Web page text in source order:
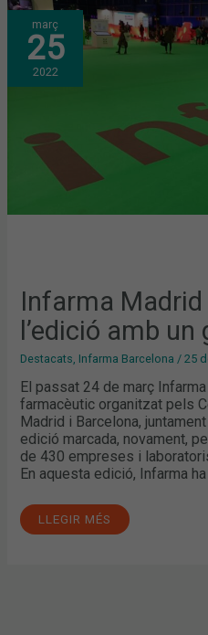
març
25
2022
Infarma
l’edició amb un
Destacats Infarma Barcelona /25
El passat 24 de març
farmacèutic organitzat pels
Madrid i Barcelona,
edició marcada, novament,
de 430 empreses i
En aquesta edició, Infarma
INFARMA
MADRID
2022
TANCA
L’EDICIÓ
AMB
UN
LLEGIR MÉS